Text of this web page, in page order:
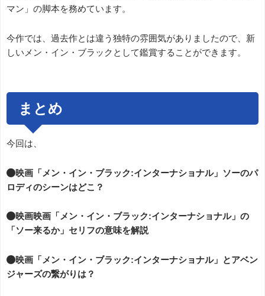
マン」の脚本を務めています。
今作では、過去作とは違う独特の雰囲気がありましたので、新
しいメン・イン・ブラックとして鑑賞することができます。
まとめ
今回は、
●映画「メン・イン・ブラック:インターナショナル」ソーのパ
ロディのシーンはどこ？
●映画映画「メン・イン・ブラック:インターナショナル」の
「ソー来るか」セリフの意味を解説
●映画「メン・イン・ブラック:インターナショナル」とアベン
ジャーズの繋がりは？